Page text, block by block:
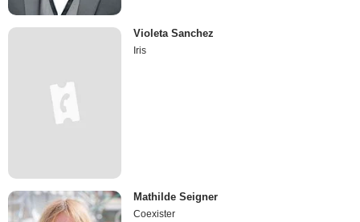
Violeta Sanchez
Iris
Mathilde Seigner
Coexister